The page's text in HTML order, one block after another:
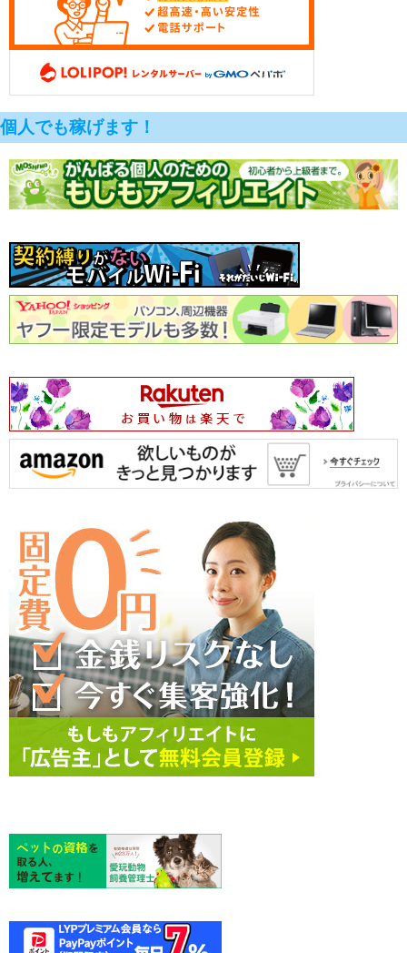
個人でも稼げます！